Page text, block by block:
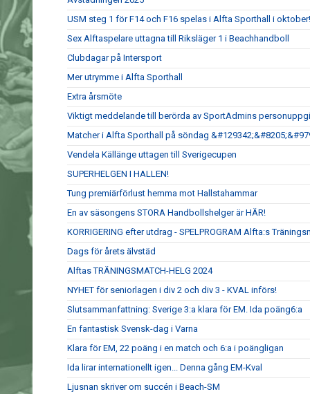
USM steg 1 för F14 och F16 spelas i Alfta Sporthall i oktober!
Sex Alftaspelare uttagna till Riksläger 1 i Beachhandboll
Clubdagar på Intersport
Mer utrymme i Alfta Sporthall
Extra årsmöte
Viktigt meddelande till berörda av SportAdmins
Matcher i Alfta Sporthall på söndag
Vendela Källänge uttagen till Sverigecupen
SUPERHELGEN I HALLEN!
Tung premiärförlust hemma mot Hallstahammar
En av säsongens STORA Handbollshelger är HÄR!
KORRIGERING efter utdrag - SPELPROGRAM Alfta:s
Dags för årets älvstäd
Alftas TRÄNINGSMATCH-HELG 2024
NYHET för seniorlagen i div 2 och div 3 - KVAL införs!
Slutsammanfattning: Sverige 3:a klara för EM. Ida poäng6:a
En fantastisk Svensk-dag i Varna
Klara för EM, 22 poäng i en match och 6:a i poängligan
Ida lirar internationellt igen... Denna gång EM-Kval
Ljusnan skriver om succén i Beach-SM